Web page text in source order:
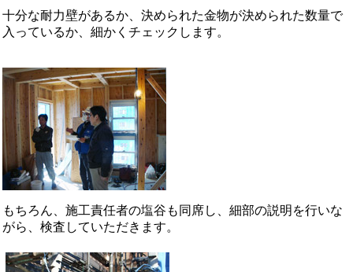
十分な耐力壁があるか、決められた金物が決められた数量で
入っているか、細かくチェックします。
もちろん、施工責任者の塩谷も同席し、細部の説明を行いな
がら、検査していただきます。